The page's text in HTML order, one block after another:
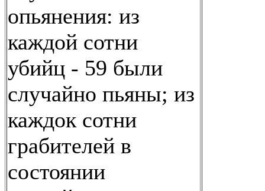
опьянения: из
каждой сотни
убийц - 59 были
случайно пьяны; из
каждок сотни
грабителей в
состоянии